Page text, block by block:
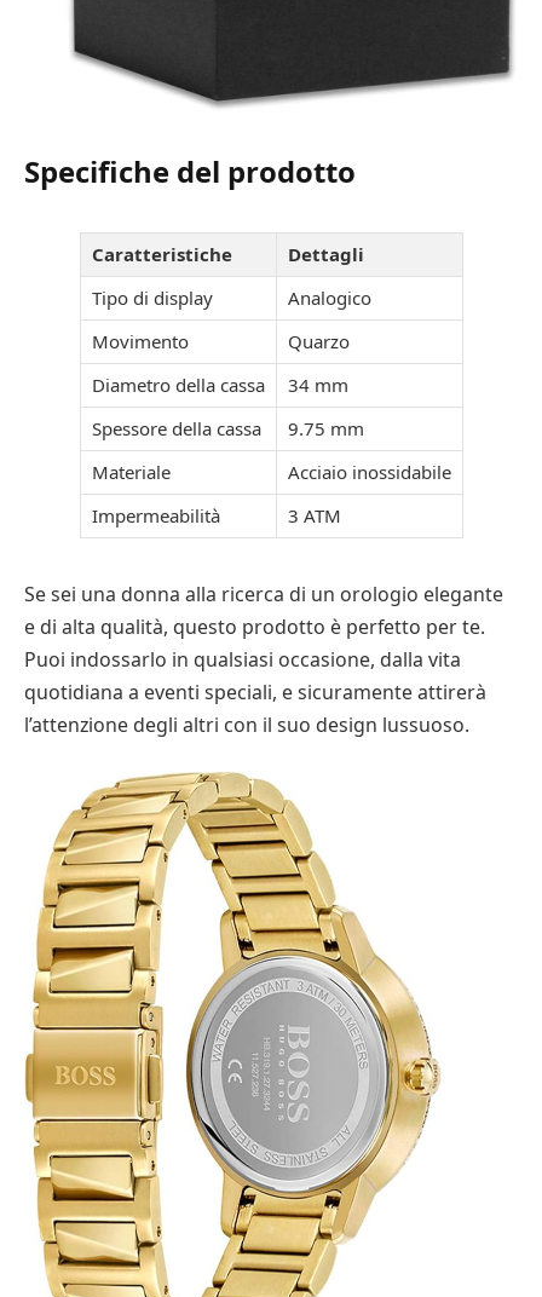
Specifiche del prodotto
Caratteristiche
Dettagli
Tipo di display
Analogico
Movimento
Quarzo
Diametro della cassa
34 mm
Spessore della cassa
9.75 mm
Materiale
Acciaio inossidabile
Impermeabilità
3 ATM
Se sei una donna alla ricerca di un orologio elegante
e di alta qualità, questo prodotto è perfetto per te.
Puoi indossarlo in qualsiasi occasione, dalla vita
quotidiana a eventi speciali, e sicuramente attirerà
l’attenzione degli altri con il suo design lussuoso.